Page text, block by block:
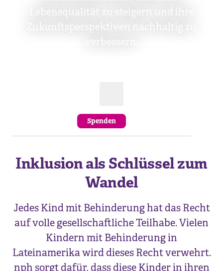
Lebensqualität zu steigern und ihre
Zukunftsperspektiven nachhaltig zu
verbessern.
Spenden
Inklusion als Schlüssel zum
Wandel
Jedes Kind mit Behinderung hat das Recht
auf volle gesellschaftliche Teilhabe. Vielen
Kindern mit Behinderung in
Lateinamerika wird dieses Recht verwehrt.
nph sorgt dafür, dass diese Kinder in ihren